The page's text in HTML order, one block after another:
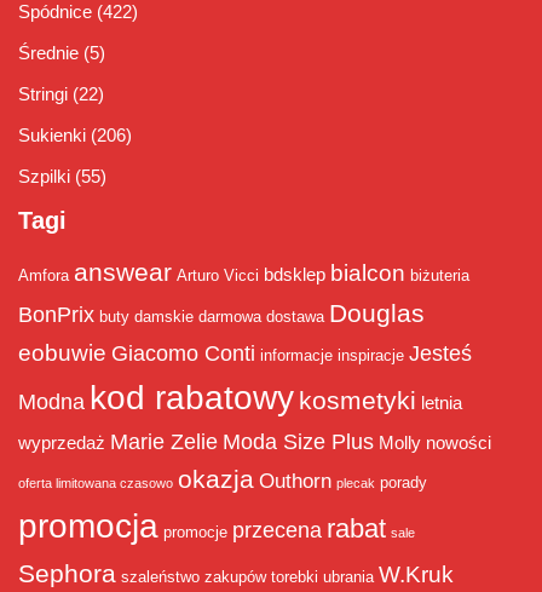
Spódnice (422)
Średnie (5)
Stringi (22)
Sukienki (206)
Szpilki (55)
Tagi
Amfora answear Arturo Vicci bdsklep bialcon biżuteria
BonPrix buty damskie darmowa dostawa Douglas
eobuwie Giacomo Conti informacje inspiracje Jesteś
Modna kod rabatowy kosmetyki letnia
wyprzedaż Marie Zelie Moda Size Plus Molly nowości
oferta limitowana czasowo okazja Outhorn plecak porady
promocja promocje przecena rabat sale
Sephora szaleństwo zakupów torebki ubrania W.Kruk